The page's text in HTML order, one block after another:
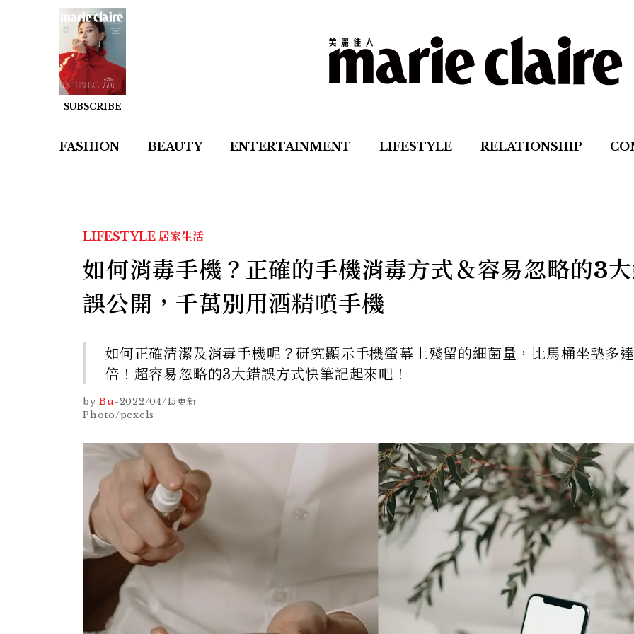
SUBSCRIBE
FASHION BEAUTY ENTERTAINMENT LIFESTYLE RELATIONSHIP
LIFESTYLE 居家生活
如何消毒手機？正確的手機消毒方式＆容易忽略的3
誤公開，千萬別用酒精噴手機
如何正確清潔及消毒手機呢？研究顯示手機螢幕上殘留的細菌量，比馬桶坐墊多
倍！超容易忽略的3大錯誤方式快筆記起來吧！
by Bu-2022/04/15更新
Photo/pexels